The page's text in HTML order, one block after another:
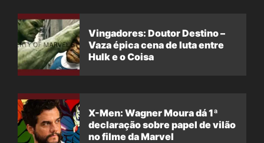
Vingadores: Doutor Destino –
Vaza épica cena de luta entre
Hulk e o Coisa
X-Men: Wagner Moura dá 1ª
declaração sobre papel de vilão
no filme da Marvel